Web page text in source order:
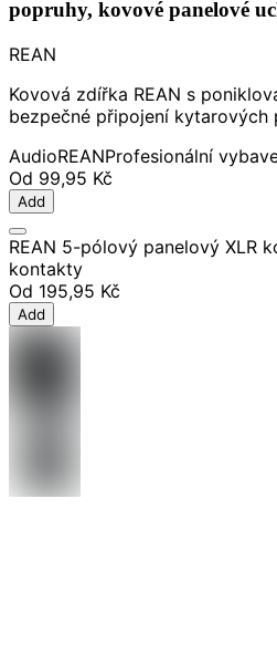
popruhy, kovové panelové
REAN
Kovová zdířka REAN s
bezpečné připojení kytarových
AudioREANProfesionální
Od 99,95 Kč
Add
REAN 5-pólový panelový XLR
kontakty
Od 195,95 Kč
Add